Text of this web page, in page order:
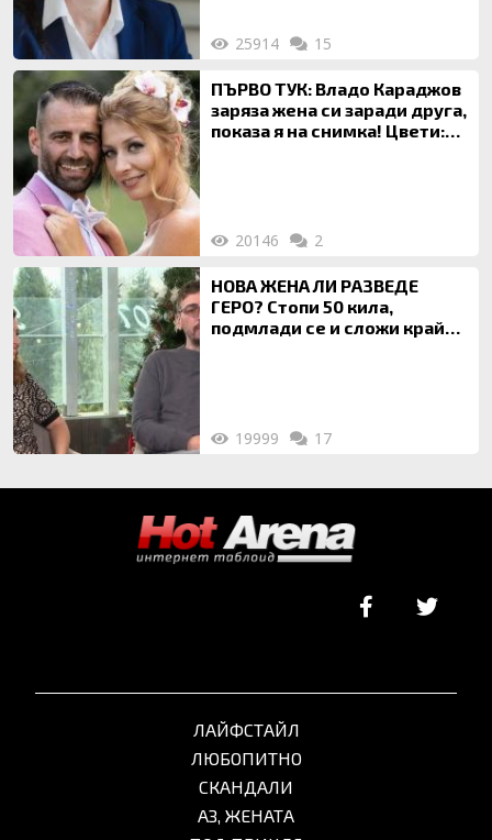
25914 15
ПЪРВО ТУК: Владо Караджов
заряза жена си заради друга,
показа я на снимка! Цвети:
20146 2
НОВА ЖЕНА ЛИ РАЗВЕДЕ
ГЕРО? Стопи 50 кила,
подмлади се и сложи край
19999 17
ЛАЙФСТАЙЛ
ЛЮБОПИТНО
СКАНДАЛИ
АЗ, ЖЕНАТА